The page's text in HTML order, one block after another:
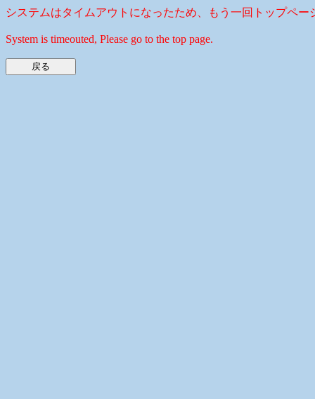
システムはタイムアウトになったため、もう一回トップペー
System is timeouted, Please go to the top page.